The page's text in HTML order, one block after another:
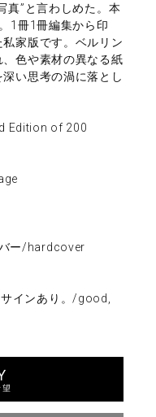
真”と言わしめた。本
1冊1冊編集から印
家版です。ベルリン
色や素材の異なる紙
い思考の渦に落とし
Edition of 200
ー/hardcover
インあり。/good,